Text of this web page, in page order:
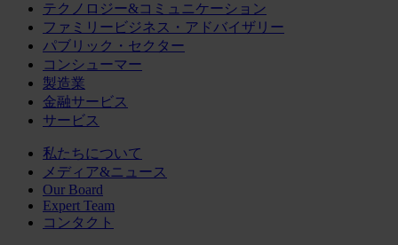
テクノロジー&コミュニケーション
ファミリービジネス・アドバイザリー
パブリック・セクター
コンシューマー
製造業
金融サービス
サービス
私たちについて
メディア&ニュース
Our Board
Expert Team
コンタクト